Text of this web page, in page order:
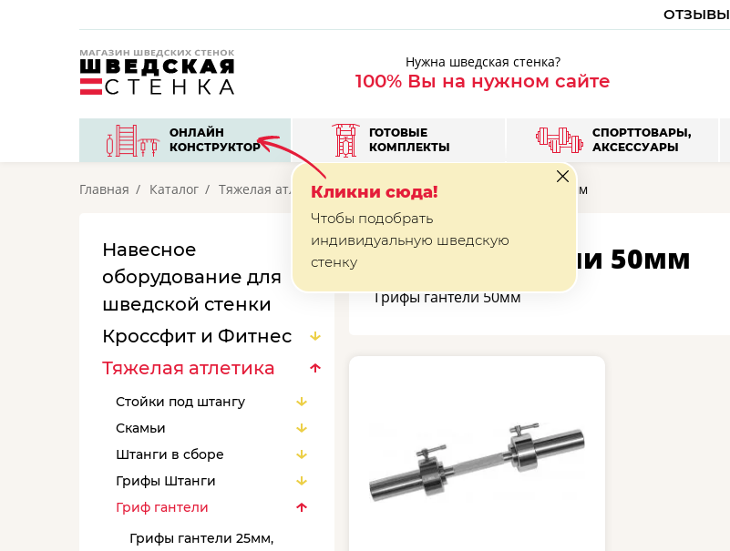
ОТЗЫВЫ
Нужна шведская стенка?
100% Вы на нужном сайте
ОНЛАЙН
КОНСТРУКТОР
Кликни сюда!
Чтобы подобрать
индивидуальную шведскую
стенку
ГОТОВЫЕ
КОМПЛЕКТЫ
СПОРТТОВАРЫ,
АКСЕССУАРЫ
Главная Каталог Тяжелая атлетика Гриф гантели Грифы гантели 50мм
Навесное
оборудование для
шведской стенки
Кроссфит и Фитнес
Тяжелая атлетика
Стойки под штангу
Скамьи
Штанги в сборе
Грифы Штанги
Гриф гантели
Грифы гантели 25мм,
Грифы гантели 50мм
Грифы гантели 50мм